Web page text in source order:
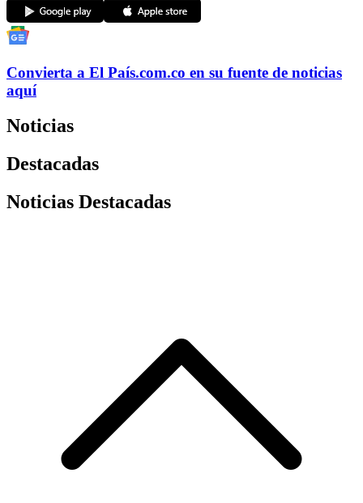
Convierta a El País.com.co en su fuente de noticias
aquí
Noticias
Destacadas
Noticias Destacadas